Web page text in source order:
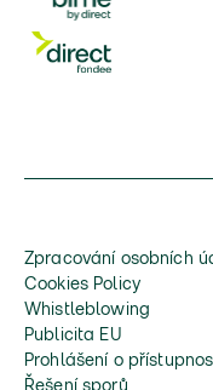
Zpracování osobních
Cookies Policy
Whistleblowing
Publicita EU
Prohlášení o